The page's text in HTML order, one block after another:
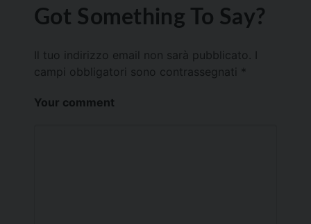
Got Something To Say?
Il tuo indirizzo email non sarà pubblicato.
campi obbligatori sono contrassegnati *
Your comment